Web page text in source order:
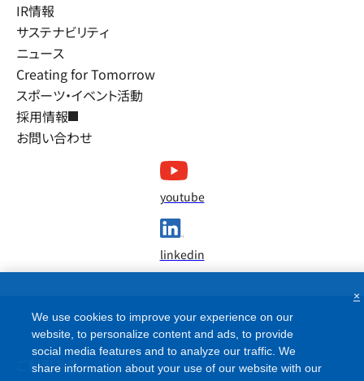
IR情報
サステナビリティ
ニュース
Creating for Tomorrow
スポーツ・イベント活動
採用情報
お問い合わせ
youtube
linkedin
ご利用条件
We use cookies to improve your experience on our
website, to personalize content and ads, to provide
social media features and to analyze our traffic. We
share information about your use of our website with our
×